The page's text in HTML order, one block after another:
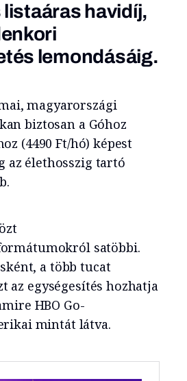
havidíj,
lemondásáig.
magyarországi
biztosan a Góhoz
(4490 Ft/hó) képest
az élethosszig tartó
satöbbi.
a több tucat
az egységesítés hozhatja
HBO Go-
mintát látva.